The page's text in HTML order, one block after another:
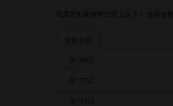
我居然把家教學生拐上床了！ 接著
第140話
第137話
第134話